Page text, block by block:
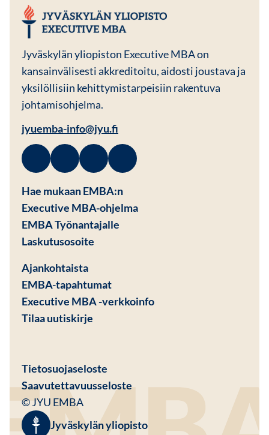
Jyväskylän yliopiston Executive MBA on
kansainvälisesti akkreditoitu, aidosti joustava ja
yksilöllisiin kehittymistarpeisiin rakentuva
johtamisohjelma.
jyuemba-info@jyu.fi
Facebook
Avautuu uuteen ikkunaan
Linkedin
Avautuu uuteen ikkunaan
Instagram
Avautuu uuteen ikkunaan
Youtube
Avautuu uuteen ikkunaan
Hae mukaan EMBA:n
Executive MBA-ohjelma
EMBA Työnantajalle
Laskutusosoite
Ajankohtaista
EMBA-tapahtumat
Executive MBA -verkkoinfo
Tilaa uutiskirje
© JYU EMBA
Tietosuojaseloste
Saavutettavuusseloste
Jyväskylän yliopisto
Avautuu uuteen ikkunaan